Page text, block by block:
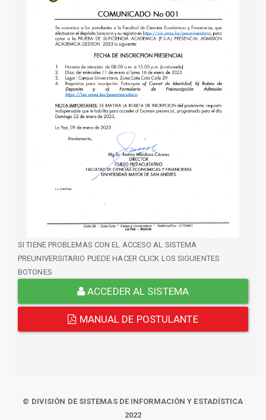
SI TIENE PROBLEMAS CON EL ACCESO AL SISTEMA
PREUNIVERSITARIO PUEDE HACER CLICK LOS SIGUIENTES
BOTONES
ACCEDER AL SISTEMA
MANUAL DE POSTULANTE
© DIVISIÓN DE SISTEMAS DE INFORMACIÓN Y ESTADÍSTICA
2022